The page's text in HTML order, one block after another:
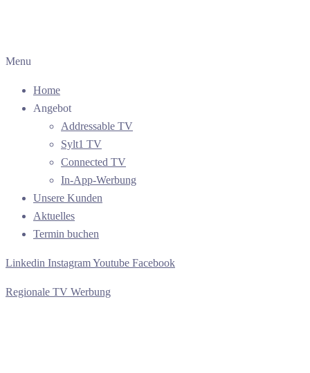
Menu
Home
Angebot
Addressable TV
Sylt1 TV
Connected TV
In-App-Werbung
Unsere Kunden
Aktuelles
Termin buchen
Linkedin InstagramYoutube Facebook
Regionale TV Werbung